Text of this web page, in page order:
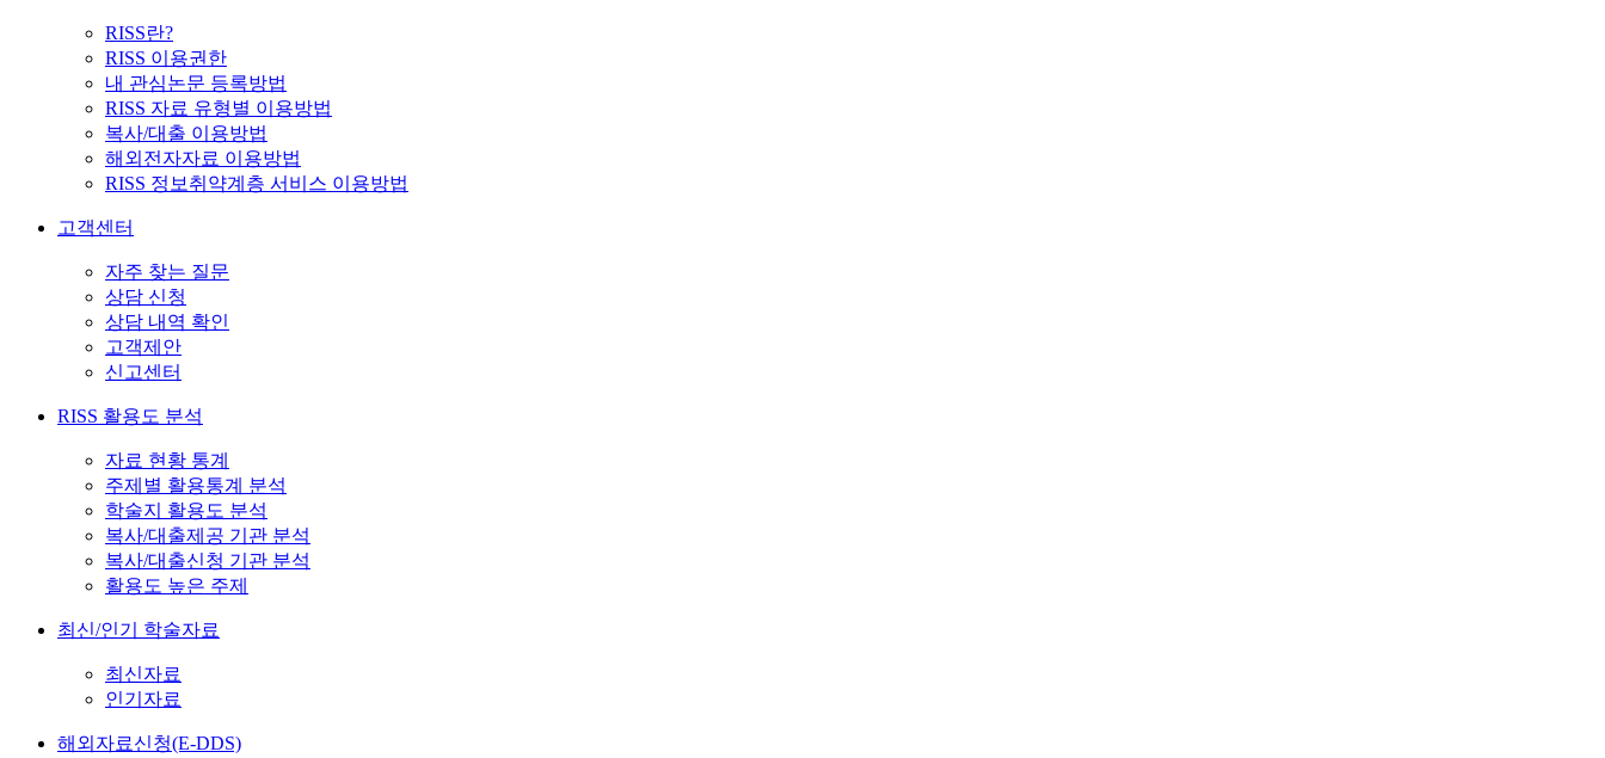
RISS란?
RISS 이용권한
내 관심논문 등록방법
RISS 자료 유형별 이용방법
복사/대출 이용방법
해외전자자료 이용방법
RISS 정보취약계층 서비스 이용방법
고객센터
자주 찾는 질문
상담 신청
상담 내역 확인
고객제안
신고센터
RISS 활용도 분석
자료 현황 통계
주제별 활용통계 분석
학술지 활용도 분석
복사/대출제공 기관 분석
복사/대출신청 기관 분석
활용도 높은 주제
최신/인기 학술자료
최신자료
인기자료
해외자료신청(E-DDS)